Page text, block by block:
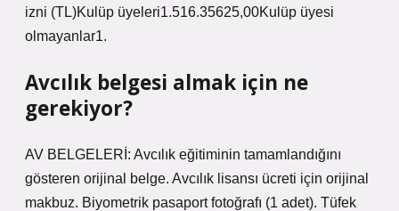
izni (TL)Kulüp üyeleri1.516.35625,00Kulüp üyesi
olmayanlar1.
Avcılık belgesi almak için ne
gerekiyor?
AV BELGELERİ: Avcılık eğitiminin tamamlandığını
gösteren orijinal belge. Avcılık lisansı ücreti için orijinal
makbuz. Biyometrik pasaport fotoğrafı (1 adet). Tüfek